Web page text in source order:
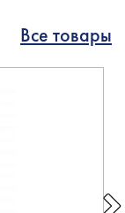
Все товары